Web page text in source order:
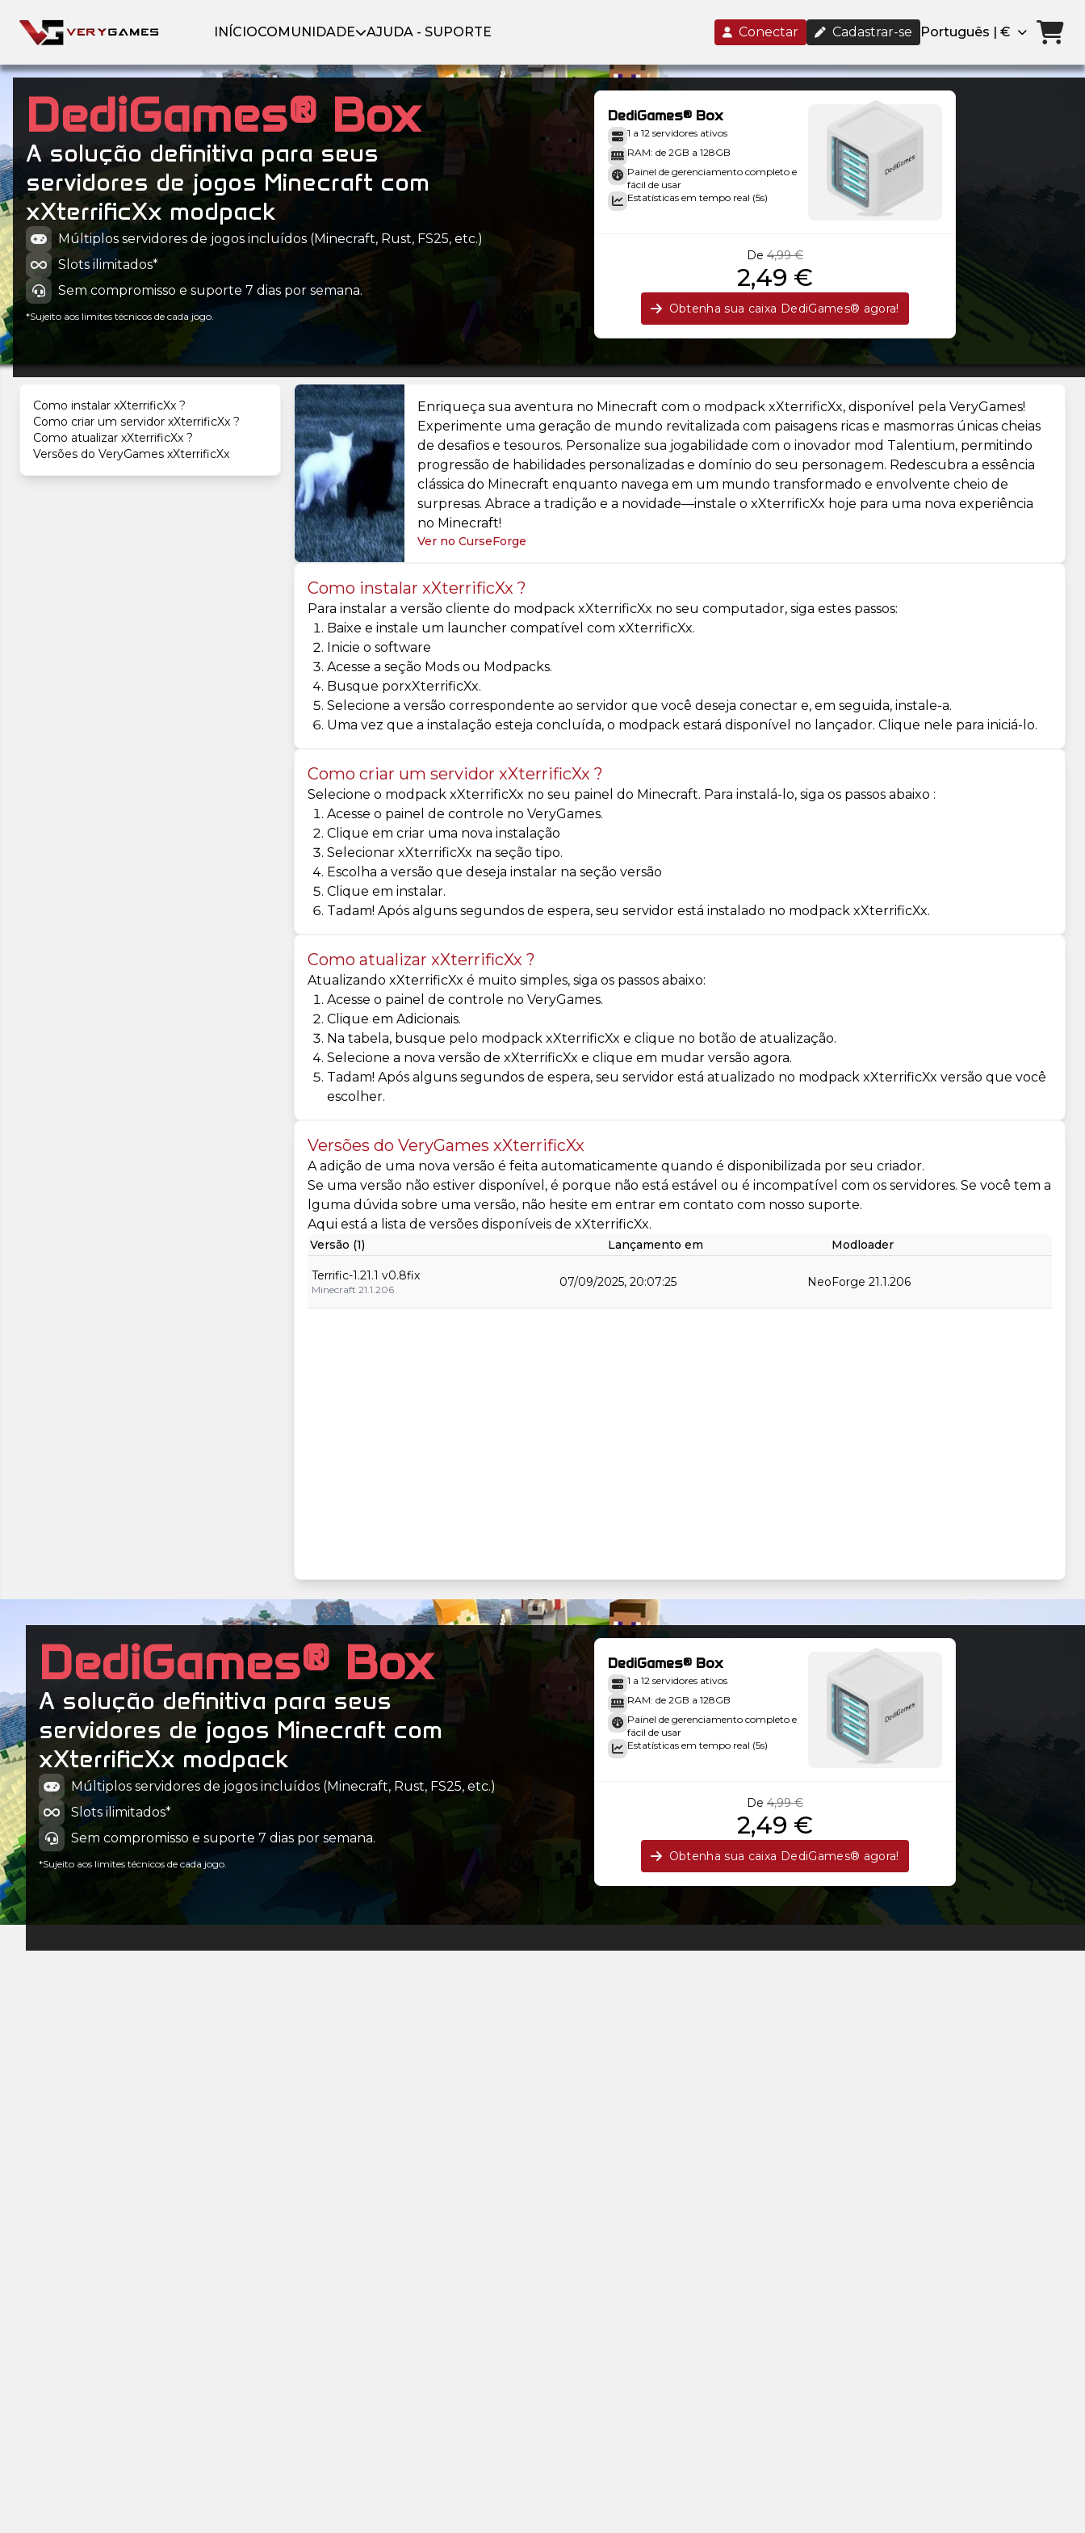
INÍCIOCOMUNIDADE AJUDA - SUPORTE Conectar Cadastrar-se Português | €
DediGames® Box
A solução definitiva para seus
servidores de jogos Minecraft com
xXterrificXx modpack
Múltiplos servidores de jogos incluídos (Minecraft, Rust, FS25, etc.)
Slots ilimitados*
Sem compromisso e suporte 7 dias por semana.
*Sujeito aos limites técnicos de cada jogo.
DediGames® Box
1 a 12 servidores ativos
RAM: de 2GB a 128GB
Painel de gerenciamento completo e
fácil de usar
Estatísticas em tempo real (5s)
De 4,99 €
2,49 €
Obtenha sua caixa DediGames® agora!
Como instalar xXterrificXx ?
Como criar um servidor xXterrificXx ?
Como atualizar xXterrificXx ?
Versões do VeryGames xXterrificXx
Enriqueça sua aventura no Minecraft com o modpack xXterrificXx, disponível pela VeryGames!
Experimente uma geração de mundo revitalizada com paisagens ricas e masmorras únicas cheias
de desafios e tesouros. Personalize sua jogabilidade com o inovador mod Talentium, permitindo
progressão de habilidades personalizadas e domínio do seu personagem. Redescubra a essência
clássica do Minecraft enquanto navega em um mundo transformado e envolvente cheio de
surpresas. Abrace a tradição e a novidade—instale o xXterrificXx hoje para uma nova experiência
no Minecraft!
Ver no CurseForge
Como instalar xXterrificXx ?
Para instalar a versão cliente do modpack xXterrificXx no seu computador, siga estes passos:
Baixe e instale um launcher compatível com xXterrificXx.
Inicie o software
Acesse a seção Mods ou Modpacks.
Busque porxXterrificXx.
Selecione a versão correspondente ao servidor que você deseja conectar e, em seguida, instale-a.
Uma vez que a instalação esteja concluída, o modpack estará disponível no lançador. Clique nele para iniciá-lo.
Como criar um servidor xXterrificXx ?
Selecione o modpack xXterrificXx no seu painel do Minecraft. Para instalá-lo, siga os passos abaixo :
Acesse o painel de controle no VeryGames.
Clique em criar uma nova instalação
Selecionar xXterrificXx na seção tipo.
Escolha a versão que deseja instalar na seção versão
Clique em instalar.
Tadam! Após alguns segundos de espera, seu servidor está instalado no modpack xXterrificXx.
Como atualizar xXterrificXx ?
Atualizando xXterrificXx é muito simples, siga os passos abaixo:
Acesse o painel de controle no VeryGames.
Clique em Adicionais.
Na tabela, busque pelo modpack xXterrificXx e clique no botão de atualização.
Selecione a nova versão de xXterrificXx e clique em mudar versão agora.
Tadam! Após alguns segundos de espera, seu servidor está atualizado no modpack xXterrificXx versão que você
escolher.
Versões do VeryGames xXterrificXx
A adição de uma nova versão é feita automaticamente quando é disponibilizada por seu criador.
Se uma versão não estiver disponível, é porque não está estável ou é incompatível com os servidores. Se você tem a
lguma dúvida sobre uma versão, não hesite em entrar em contato com nosso suporte.
Aqui está a lista de versões disponíveis de xXterrificXx.
Versão (1) Lançamento em Modloader
Terrific-1.21.1 v0.8fix
Minecraft 21.1.206
07/09/2025, 20:07:25 NeoForge 21.1.206
DediGames® Box
A solução definitiva para seus
servidores de jogos Minecraft com
xXterrificXx modpack
Múltiplos servidores de jogos incluídos (Minecraft, Rust, FS25, etc.)
Slots ilimitados*
Sem compromisso e suporte 7 dias por semana.
*Sujeito aos limites técnicos de cada jogo.
DediGames® Box
1 a 12 servidores ativos
RAM: de 2GB a 128GB
Painel de gerenciamento completo e
fácil de usar
Estatísticas em tempo real (5s)
De 4,99 €
2,49 €
Obtenha sua caixa DediGames® agora!